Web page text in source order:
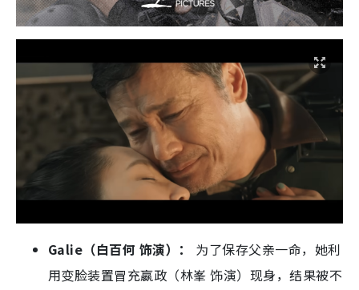
Galie（白百何 饰演）：为了保存父亲一命，她利
知情的真嬴政一剑刺死，成为最悲剧的角色。